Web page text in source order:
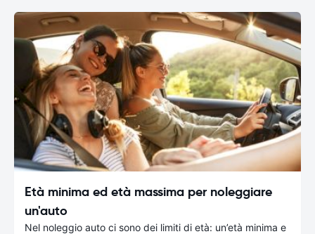
Età minima ed età massima per noleggiare
un'auto
Nel noleggio auto ci sono dei limiti di età: un’età minima e